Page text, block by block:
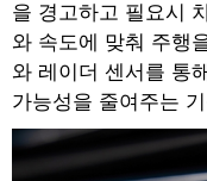
을 경고하고 필요시
와 속도에 맞춰 주행
와 레이더 센서를 통
가능성을 줄여주는